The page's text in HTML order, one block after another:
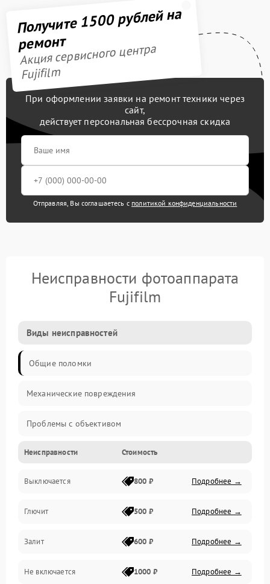
Получите 1500 рублей на
ремонт
Акция сервисного центра
Fujifilm
При оформлении заявки на ремонт техники через
сайт,
действует персональная бессрочная скидка
Отправляя, Вы соглашаетесь с политикой конфиденциальности
Неисправности фотоаппарата
Fujifilm
Виды неисправностей
Общие поломки
Механические повреждения
Проблемы с объективом
Электронные ошибки
Механические проблемы
Матрица и оптика
Питание и питание цепей
Проблемы с картами памяти
Неисправности Стоимость
Выключается 800 ₽ Подробнее →
Глючит 500 ₽ Подробнее →
Залит 600 ₽ Подробнее →
Не включается 1000 ₽ Подробнее →